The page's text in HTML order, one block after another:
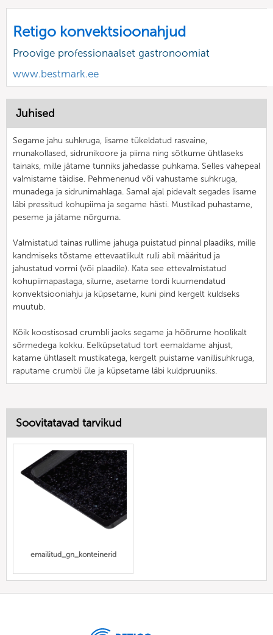
Retigo konvektsioonahjud
Proovige professionaalset gastronoomiat
www.bestmark.ee
Juhised
Segame jahu suhkruga, lisame tükeldatud rasvaine,
munakollased, sidrunikoore ja piima ning sõtkume ühtlaseks
tainaks, mille jätame tunniks jahedasse puhkama. Selles vahepeal
valmistame täidise. Pehmenenud või vahustame suhkruga,
munadega ja sidrunimahlaga. Samal ajal pidevalt segades lisame
läbi pressitud kohupiima ja segame hästi. Mustikad puhastame,
peseme ja jätame nõrguma.
Valmistatud tainas rullime jahuga puistatud pinnal plaadiks, mille
kandmiseks tõstame ettevaatlikult rulli abil määritud ja
jahustatud vormi (või plaadile). Kata see ettevalmistatud
kohupiimapastaga, silume, asetame tordi kuumendatud
konvektsiooniahju ja küpsetame, kuni pind kergelt kuldseks
muutub.
Kõik koostisosad crumbli jaoks segame ja hõõrume hoolikalt
sõrmedega kokku. Eelküpsetatud tort eemaldame ahjust,
katame ühtlaselt mustikatega, kergelt puistame vanillisuhkruga,
raputame crumbli üle ja küpsetame läbi kuldpruuniks.
Soovitatavad tarvikud
emailitud_gn_konteinerid